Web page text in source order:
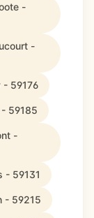
-
-
- 59176
59185
-
- 59131
- 59215